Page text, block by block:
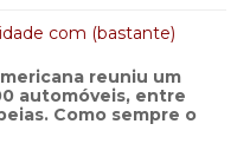
com (bastante)
reuniu um
automóveis, entre
Como sempre o